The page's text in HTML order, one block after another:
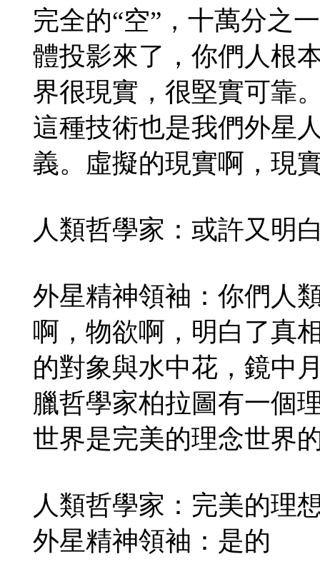
完全的“空”，十萬分之
體投影來了，你們人根
界很現實，很堅實可靠
這種技術也是我們外星
義。虛擬的現實啊，現
人類哲學家：或許又明
外星精神領袖：你們人
啊，物欲啊，明白了真
的對象與水中花，鏡中
臘哲學家柏拉圖有一個
世界是完美的理念世界
人類哲學家：完美的理
外星精神領袖：是的